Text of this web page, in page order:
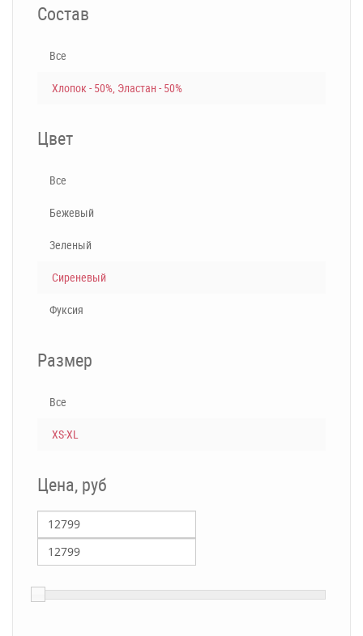
Состав
Все
Хлопок - 50%, Эластан - 50%
Цвет
Все
Бежевый
Зеленый
Сиреневый
Фуксия
Размер
Все
XS-XL
Цена, руб